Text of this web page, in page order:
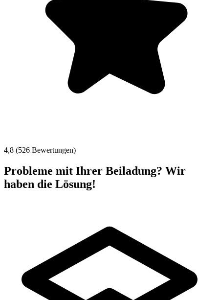
4,8 (526 Bewertungen)
Probleme mit Ihrer Beiladung? Wir
haben die Lösung!